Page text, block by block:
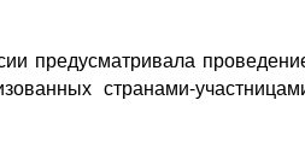
предусматривала
странами-